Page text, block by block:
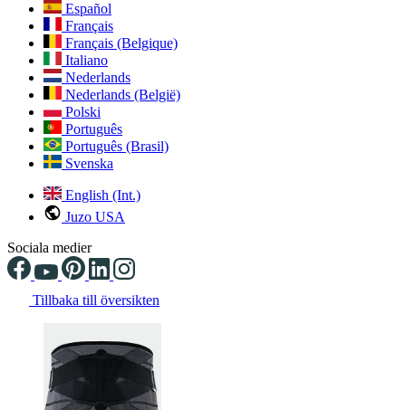
Español
Français
Français (Belgique)
Italiano
Nederlands
Nederlands (België)
Polski
Português
Português (Brasil)
Svenska
English (Int.)
Juzo USA
Sociala medier
Tillbaka till översikten